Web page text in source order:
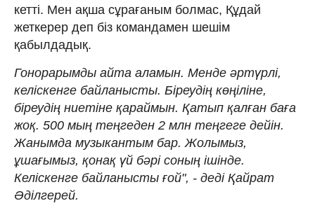
кетті. Мен ақша сұрағаным болмас, Құдай
жеткерер деп біз командамен шешім
қабылдадық.
Гонорарымды айта аламын. Менде әртүрлі,
келіскенге байланысты. Біреудің көңіліне,
біреудің ниетіне қараймын. Қатып қалған баға
жоқ. 500 мың теңгеден 2 млн теңгеге дейін.
Жанымда музыкантым бар. Жолымыз,
ұшағымыз, қонақ үй бәрі соның ішінде.
Келіскенге байланысты ғой", - деді Қайрат
Әділгерей.